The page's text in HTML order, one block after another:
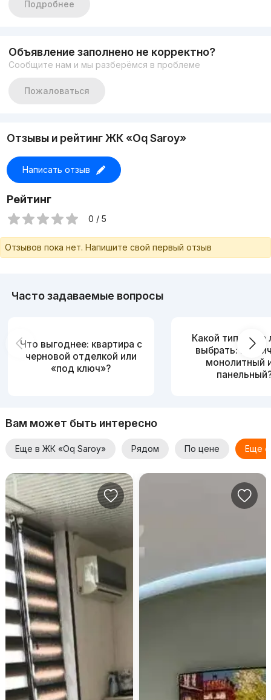
Подробнее
Объявление заполнено не корректно?
Сообщите нам и мы разберёмся в проблеме
Пожаловаться
Отзывы и рейтинг ЖК «Oq Saroy»
Написать отзыв
Рейтинг
0 / 5
Отзывов пока нет. Напишите свой первый отзыв
Часто задаваемые вопросы
Что выгоднее: квартира с
черновой отделкой или
«под ключ»?
Какой тип дома
выбрать:
монолитный
Вам может быть интересно
Еще в ЖК «Oq Saroy» Рядом По цене Еще